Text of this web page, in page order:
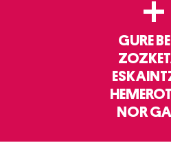
+
GURE
NOR